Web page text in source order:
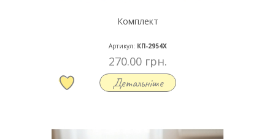
Комплект
Артикул: КП-2954Х
270.00 грн.
Детальніше